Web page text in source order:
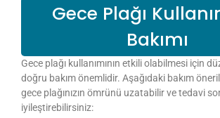
Gece Plağı
Bakımı
Gece plağı kullanımının etkili olabilmesi için
doğru bakım önemlidir. Aşağıdaki bakım
gece plağınızın ömrünü uzatabilir ve tedavi
iyileştirebilirsiniz: